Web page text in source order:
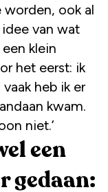
ook al
van wat
klein
het eerst: ik
heb ik er
kwam.
niet.’
een
gedaan: